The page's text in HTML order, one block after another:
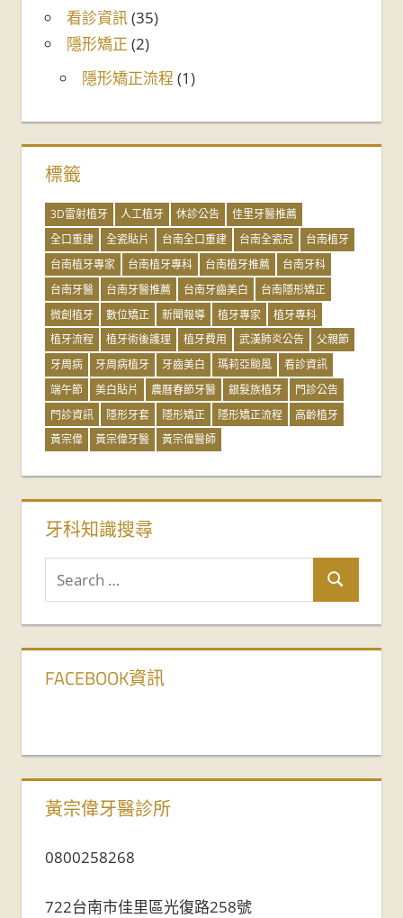
看診資訊(35)
隱形矯正 (2)
隱形矯正流程 (1)
標籤
3D雷射植牙 人工植牙 休診公告
佳里牙醫推薦
全口重建
全瓷貼片 台南全口重建 台南全瓷冠
台南植牙
台南植牙專家
台南植牙專科 台南植牙推薦
台南牙科
台南牙醫
台南牙醫推薦 台南牙齒美白
台南隱形矯正
微創植牙
數位矯正 新聞報導 植牙專家
植牙專科
植牙流程
植牙術後護理 植牙費用 武漢肺炎公告
父親節
牙周病
牙周病植牙 牙齒美白 瑪莉亞颱風
看診資訊
端午節
美白貼片 農曆春節牙醫 銀髮族植牙
門診公告
門診資訊
隱形牙套 隱形矯正 隱形矯正流程
高齡植牙
黃宗偉
黃宗偉牙醫 黃宗偉醫師
牙科知識搜尋
FACEBOOK資訊
黃宗偉牙醫診所
0800258268
722台南市佳里區光復路258號